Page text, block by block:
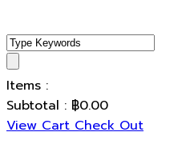
Items :
Subtotal : ฿0.00
View CartCheck Out